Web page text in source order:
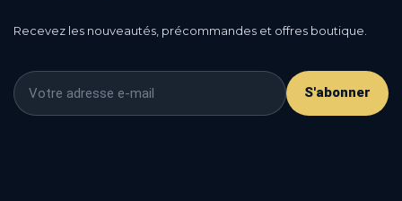
Recevez les nouveautés, précommandes et offres boutique.
S'abonner